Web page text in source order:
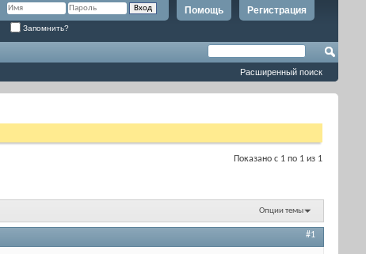
Регистрация
Помощь
Запомнить?
Расширенный поиск
Показано с 1 по 1 из 1
Опции темы
#1